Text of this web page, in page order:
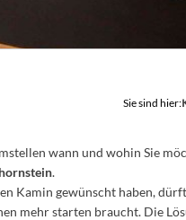
Sie sind hier:
wann und wohin Sie
.
Kamin gewünscht haben,
mehr starten braucht. Die